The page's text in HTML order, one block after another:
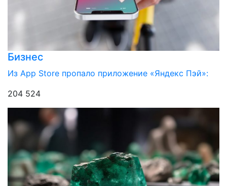
Бизнес
Из App Store пропало приложение «Яндекс Пэй»:
204 524